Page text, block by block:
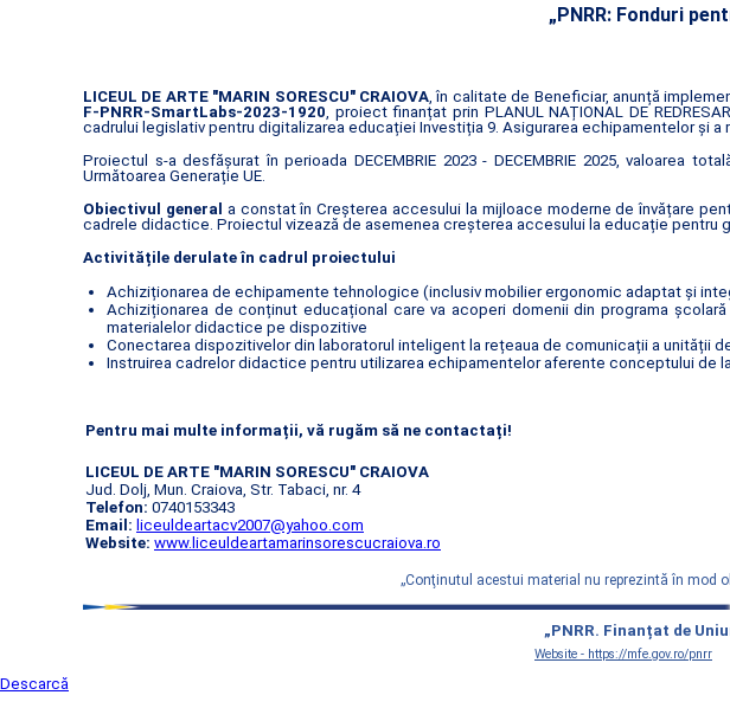
„PNRR: Fonduri
LICEUL DE ARTE "MARIN SORESCU" CRAIOVA, în calitate de Beneficiar, anunță
F-PNRR-SmartLabs-2023-1920, proiect finanțat prin PLANUL NAȚIONAL DE
cadrului legislativ pentru digitalizarea educației Investiția 9. Asigurarea echipamentelor și
Proiectul s-a desfășurat în perioada DECEMBRIE 2023 - DECEMBRIE 2025, valoarea
Următoarea Generație UE.
Obiectivul general a constat în Creșterea accesului la mijloace moderne de învățare
cadrele didactice. Proiectul vizează de asemenea creșterea accesului la educație pentru
Activitățile derulate în cadrul proiectului
Achiziționarea de echipamente tehnologice (inclusiv mobilier ergonomic adaptat și
Achiziționarea de conținut educațional care va acoperi domenii din programa
materialelor didactice pe dispozitive
Conectarea dispozitivelor din laboratorul inteligent la rețeaua de comunicații a unității
Instruirea cadrelor didactice pentru utilizarea echipamentelor aferente conceptului de
Pentru mai multe informații, vă rugăm să ne contactați!
LICEUL DE ARTE "MARIN SORESCU" CRAIOVA
Jud. Dolj, Mun. Craiova, Str. Tabaci, nr. 4
Telefon: 0740153343
Email: liceuldeartacv2007@yahoo.com
Website: www.liceuldeartamarinsorescucraiova.ro
„Conţinutul acestui material nu reprezintă în mod
„PNRR. Finanțat de
Website - https://mfe.gov.ro/pnrr
Descarcă